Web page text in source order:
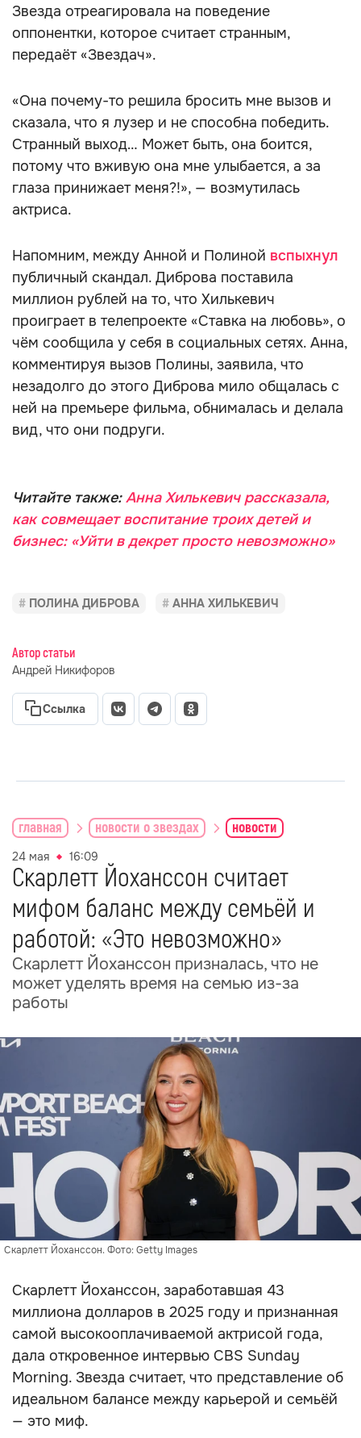
Звезда отреагировала на поведение
оппонентки, которое считает странным,
передаёт «Звездач».
«Она почему-то решила бросить мне вызов и
сказала, что я лузер и не способна победить.
Странный выход… Может быть, она боится,
потому что вживую она мне улыбается, а за
глаза принижает меня?!», — возмутилась
актриса.
Напомним, между Анной и Полиной вспыхнул
публичный скандал. Диброва поставила
миллион рублей на то, что Хилькевич
проиграет в телепроекте «Ставка на любовь», о
чём сообщила у себя в социальных сетях. Анна,
комментируя вызов Полины, заявила, что
незадолго до этого Диброва мило общалась с
ней на премьере фильма, обнималась и делала
вид, что они подруги.
Читайте также:Анна Хилькевич рассказала,
как совмещает воспитание троих детей и
бизнес: «Уйти в декрет просто невозможно»
ПОЛИНА ДИБРОВА АННА ХИЛЬКЕВИЧ
Автор статьи
Андрей Никифоров
Ссылка
главная новости о звездах новости
24 мая 16:09
Скарлетт Йоханссон считает
мифом баланс между семьёй и
работой: «Это невозможно»
Скарлетт Йоханссон призналась, что не
может уделять время на семью из-за
работы
Скарлетт Йоханссон. Фото: Getty Images
Скарлетт Йоханссон, заработавшая 43
миллиона долларов в 2025 году и признанная
самой высокооплачиваемой актрисой года,
дала откровенное интервью CBS Sunday
Morning. Звезда считает, что представление об
идеальном балансе между карьерой и семьёй
— это миф.